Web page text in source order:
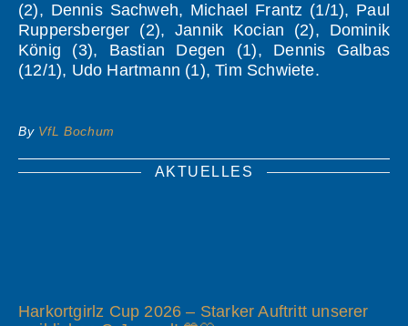
(2), Dennis Sachweh, Michael Frantz (1/1), Paul
Ruppersberger (2), Jannik Kocian (2), Dominik
König (3), Bastian Degen (1), Dennis Galbas
(12/1), Udo Hartmann (1), Tim Schwiete.
By VfL Bochum
AKTUELLES
Harkortgirlz Cup 2026 – Starker Auftritt unserer